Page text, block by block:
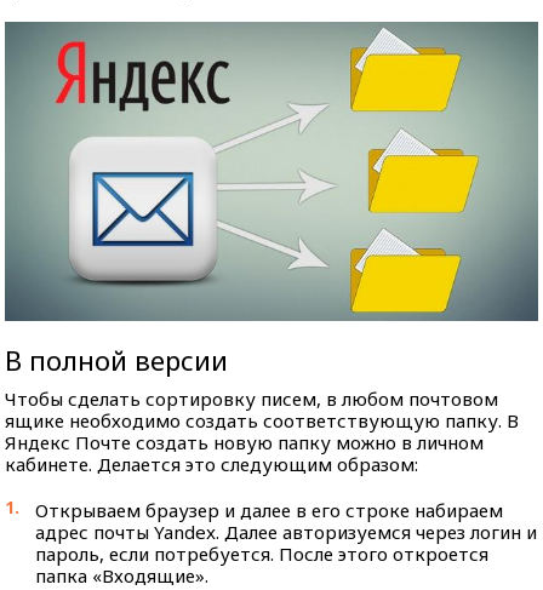
В полной версии
Чтобы сделать сортировку писем, в любом почтовом
ящике необходимо создать соответствующую папку. В
Яндекс Почте создать новую папку можно в личном
кабинете. Делается это следующим образом:
Открываем браузер и далее в его строке набираем
адрес почты Yandex. Далее авторизуемся через логин и
пароль, если потребуется. После этого откроется
папка «Входящие».